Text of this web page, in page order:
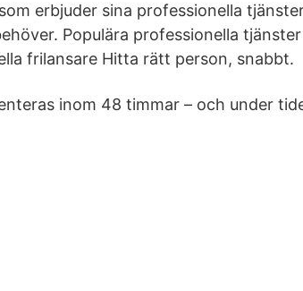
erbjuder sina professionella
Populära professionella
frilansare Hitta rätt person, snabbt.
inom 48 timmar – och under